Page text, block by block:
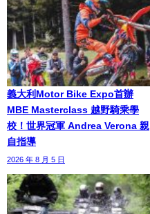
義大利Motor Bike Expo首辦
MBE Masterclass 越野騎乘學
校！世界冠軍 Andrea Verona 親
自指導
2026 年 8 月 5 日